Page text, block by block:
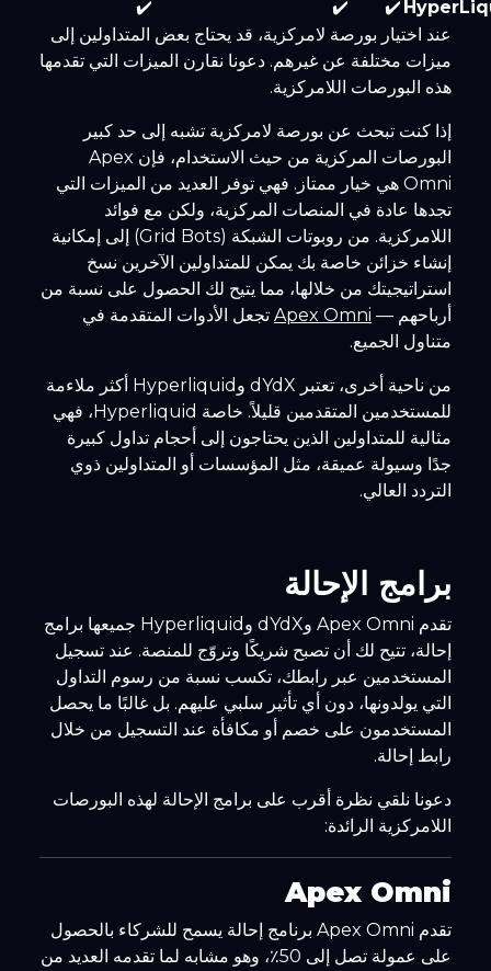
✔️
✔️
✔️
عند اختيار بورصة لامركزية، قد يحتاج بعض المتداولين إلى
ميزات مختلفة عن غيرهم. دعونا نقارن الميزات التي تقدمها
هذه البورصات اللامركزية.
إذا كنت تبحث عن بورصة لامركزية تشبه إلى حد كبير
البورصات المركزية من حيث الاستخدام، فإن Apex
Omni هي خيار ممتاز. فهي توفر العديد من الميزات التي
تجدها عادة في المنصات المركزية، ولكن مع فوائد
اللامركزية. من روبوتات الشبكة (Grid Bots) إلى إمكانية
إنشاء خزائن خاصة بك يمكن للمتداولين الآخرين نسخ
استراتيجيتك من خلالها، مما يتيح لك الحصول على نسبة من
أرباحهم — Apex Omni تجعل الأدوات المتقدمة في
متناول الجميع.
من ناحية أخرى، تعتبر dYdX وHyperliquid أكثر ملاءمة
للمستخدمين المتقدمين قليلاً. خاصة Hyperliquid، فهي
مثالية للمتداولين الذين يحتاجون إلى أحجام تداول كبيرة
جدًا وسيولة عميقة، مثل المؤسسات أو المتداولين ذوي
التردد العالي.
برامج الإحالة
تقدم Apex Omni وdYdX وHyperliquid جميعها برامج
إحالة، تتيح لك أن تصبح شريكًا وتروّج للمنصة. عند تسجيل
المستخدمين عبر رابطك، تكسب نسبة من رسوم التداول
التي يولدونها، دون أي تأثير سلبي عليهم. بل غالبًا ما يحصل
المستخدمون على خصم أو مكافأة عند التسجيل من خلال
رابط إحالة.
دعونا نلقي نظرة أقرب على برامج الإحالة لهذه البورصات
اللامركزية الرائدة:
Apex Omni
تقدم Apex Omni برنامج إحالة يسمح للشركاء بالحصول
على عمولة تصل إلى 50٪، وهو مشابه لما تقدمه العديد من